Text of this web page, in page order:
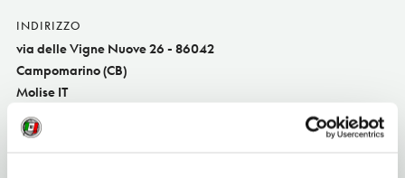
INDIRIZZO
via delle Vigne Nuove 26 - 86042
Campomarino (CB)
Molise IT
INDIRIZZO EMAIL